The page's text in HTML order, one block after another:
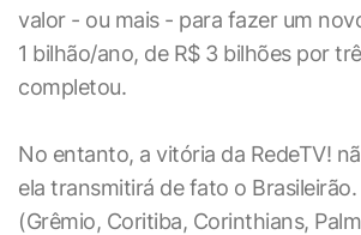
valor - ou mais - para fazer um
1 bilhão/ano, de R$ 3 bilhões por
completou.
No entanto, a vitória da RedeTV!
ela transmitirá de fato o
(Grêmio, Coritiba, Corinthians,